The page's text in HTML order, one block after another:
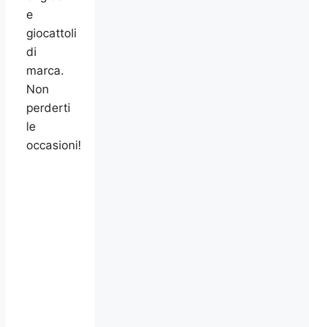
e
giocattoli
di
marca.
Non
perderti
le
occasioni!